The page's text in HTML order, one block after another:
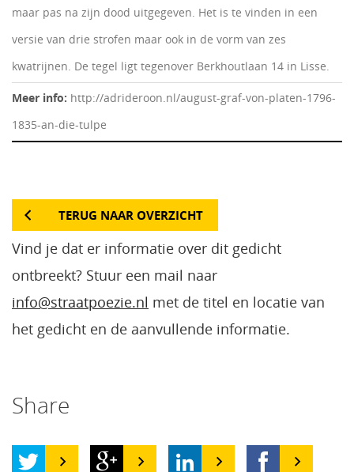
maar pas na zijn dood uitgegeven. Het is te vinden in een
versie van drie strofen maar ook in de vorm van zes
kwatrijnen. De tegel ligt tegenover Berkhoutlaan 14 in Lisse.
Meer info: http://adrideroon.nl/august-graf-von-platen-1796-
1835-an-die-tulpe
TERUG NAAR OVERZICHT
Vind je dat er informatie over dit gedicht
ontbreekt? Stuur een mail naar
info@straatpoezie.nl met de titel en locatie van
het gedicht en de aanvullende informatie.
Share